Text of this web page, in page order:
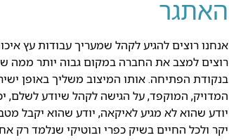
האתגר
אנחנו רוצים להגיע לקהל שמעריך עבודות עץ
רוצים למצב את החברה במקום גבוה יותר ממה
בנקודת הפתיחה. אותו המיצוב משליך באופן
המדויק, המוקפד, על הגישה לקהל שיודע לשלם,
יודע שהוא לא מגיע לאיקאה, יודע שהוא יקבל
יקר ולכל החיים בשיק כפרי ובוטיקי שנלמד רק אחר 4